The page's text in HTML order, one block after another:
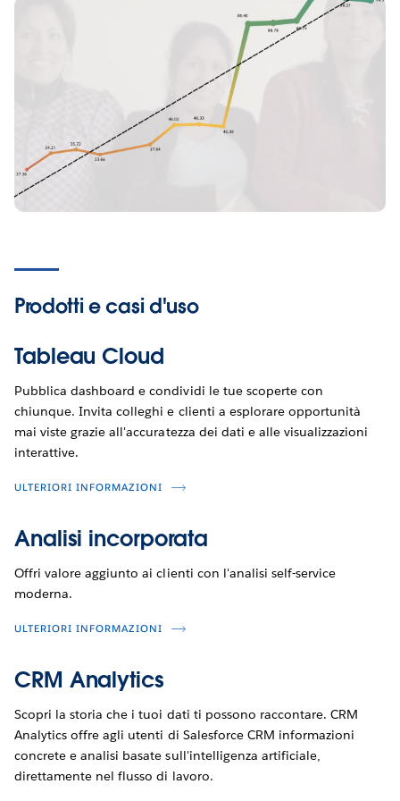
Prodotti ecasi d'uso
Tableau Cloud
Pubblica dashboard e condividi le tue scoperte con
chiunque. Invita colleghi e clienti a esplorare opportunità
mai viste grazie all'accuratezza dei dati e alle visualizzazioni
interattive.
ULTERIORI INFORMAZIONI
Analisi incorporata
Offri valore aggiunto ai clienti con l'analisi self-service
moderna.
ULTERIORI INFORMAZIONI
CRM Analytics
Scopri la storia che i tuoi dati ti possono raccontare. CRM
Analytics offre agli utenti di Salesforce CRM informazioni
concrete e analisi basate sull'intelligenza artificiale,
direttamente nel flusso di lavoro.